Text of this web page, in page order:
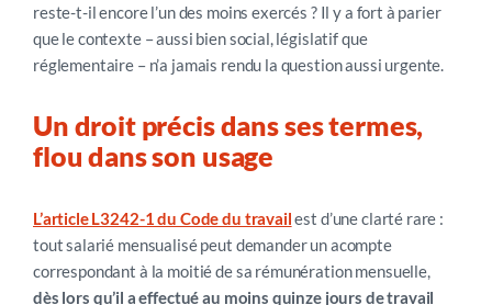
reste-t-il encore l’un des moins exercés ? Il y a fort à parier
que le contexte – aussi bien social, législatif que
réglementaire – n’a jamais rendu la question aussi urgente.
Un droit précis dans ses termes,
flou dans son usage
L’article L3242-1 du Code du travailest d’une clarté rare :
tout salarié mensualisé peut demander un acompte
correspondant à la moitié de sa rémunération mensuelle,
dès lors qu’il a effectué au moins quinze jours de travail